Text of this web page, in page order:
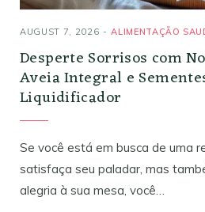
AUGUST 7, 2026 ALIMENTAÇÃO
Desperte Sorrisos com
Aveia Integral e
Liquidificador
Se você está em busca de uma
satisfaça seu paladar, mas
alegria à sua mesa, você…